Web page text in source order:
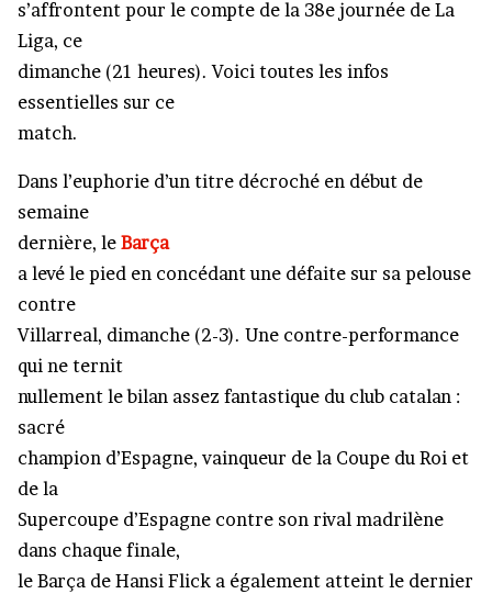
s’affrontent pour le compte de la 38e journée de La
Liga, ce
dimanche (21 heures). Voici toutes les infos
essentielles sur ce
match.
Dans l’euphorie d’un titre décroché en début de
semaine
dernière, le Barça
a levé le pied en concédant une défaite sur sa pelouse
contre
Villarreal, dimanche (2-3). Une contre-performance
qui ne ternit
nullement le bilan assez fantastique du club catalan :
sacré
champion d’Espagne, vainqueur de la Coupe du Roi et
de la
Supercoupe d’Espagne contre son rival madrilène
dans chaque finale,
le Barça de Hansi Flick a également atteint le dernier